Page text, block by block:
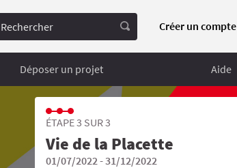
Rechercher Créer un compte
Déposer un projet Aide
ÉTAPE 3 SUR 3
Vie de la Placette
01/07/2022 - 31/12/2022